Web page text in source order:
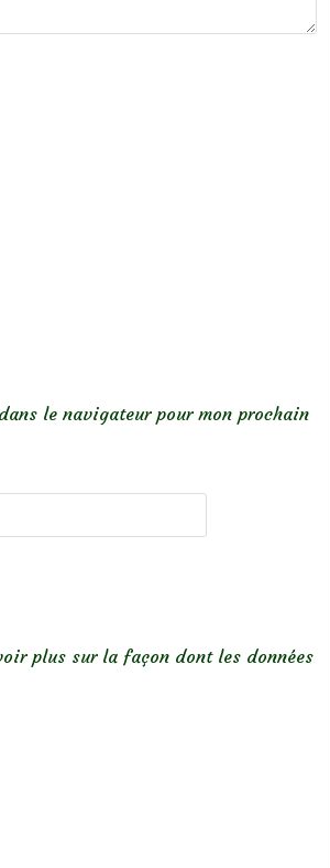
le navigateur pour mon prochain
plus sur la façon dont les données